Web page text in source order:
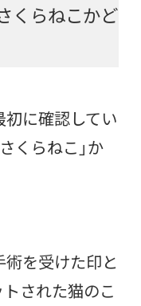
くらねこかど
初に確認してい
くらねこ」か
術を受けた印と
された猫のこ